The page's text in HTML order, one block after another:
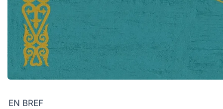
EN BREF